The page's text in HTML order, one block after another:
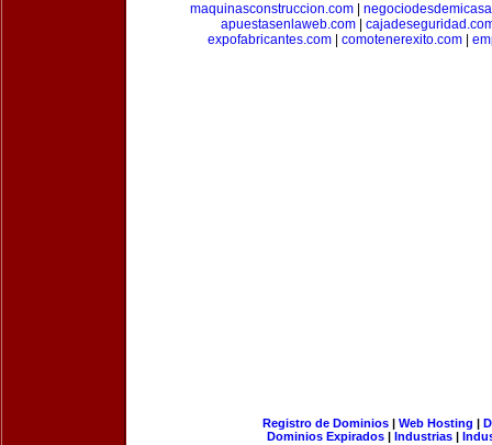
maquinasconstruccion.com
apuestasenlaweb.com
expofabricantes.com| comotenerexito.com|
Registro de Dominios| Web Hosting |
Dominios Expirados | Industrias |